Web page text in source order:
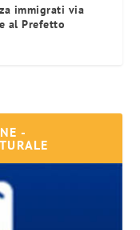
immigrati via
al Prefetto
-